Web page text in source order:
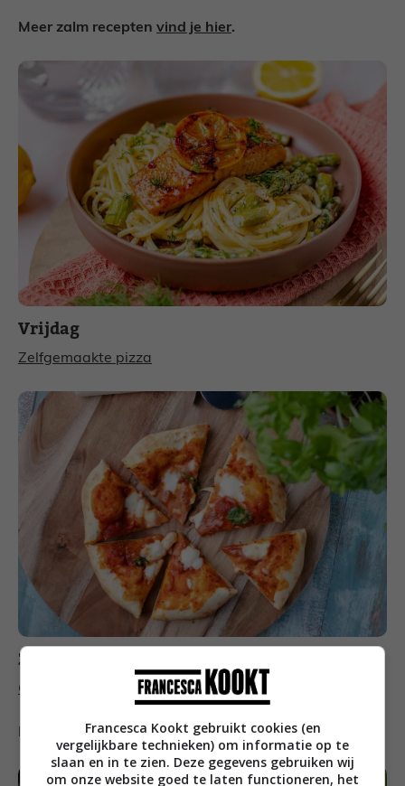
Meer zalm recepten vind je hier.
Vrijdag
Zelfgemaakte pizza
Zaterdag
Gegrilde kip met paksoi en nasi van de barbecue
Meer nasi receptenvind je hier
Francesca Kookt gebruikt cookies (en
vergelijkbare technieken) om informatie op te
slaan en in te zien. Deze gegevens gebruiken wij
om onze website goed te laten functioneren, het